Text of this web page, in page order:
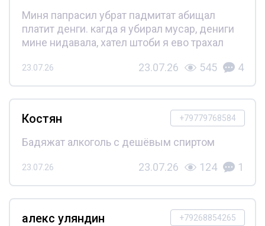
Миня папрасил убрат падмитат абищал
платит денги. кагда я убирал мусар, дениги
мине нидавала, хател штоби я ево трахал
23.07.26 23.07.26 545 4
+79779768584
Костян
Бадяжат алкоголь с дешёвым спиртом
23.07.26 23.07.26 124 1
+79268854265
алекс уляндин